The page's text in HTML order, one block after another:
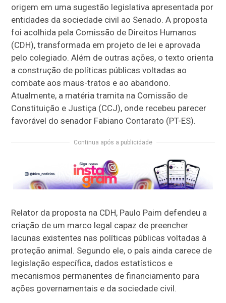
origem em uma sugestão legislativa apresentada por
entidades da sociedade civil ao Senado. A proposta
foi acolhida pela Comissão de Direitos Humanos
(CDH), transformada em projeto de lei e aprovada
pelo colegiado. Além de outras ações, o texto orienta
a construção de políticas públicas voltadas ao
combate aos maus-tratos e ao abandono.
Atualmente, a matéria tramita na Comissão de
Constituição e Justiça (CCJ), onde recebeu parecer
favorável do senador Fabiano Contarato (PT-ES).
Continua após a publicidade
Relator da proposta na CDH, Paulo Paim defendeu a
criação de um marco legal capaz de preencher
lacunas existentes nas políticas públicas voltadas à
proteção animal. Segundo ele, o país ainda carece de
legislação específica, dados estatísticos e
mecanismos permanentes de financiamento para
ações governamentais e da sociedade civil.